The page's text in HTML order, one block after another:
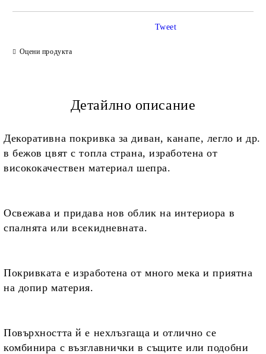
Оцени продукта
Tweet
Детайлно описание
Декоративна покривка за диван, канапе, легло и др.
в бежов цвят с топла страна, изработена от
висококачествен материал шепра.
Освежава и придава нов облик на интериора в
спалнята или всекидневната.
Покривката е изработена отмного мека и приятна
на допир материя.
Повърхността й е нехлъзгаща и отлично се
комбинира с възглавнички в същите или подобни